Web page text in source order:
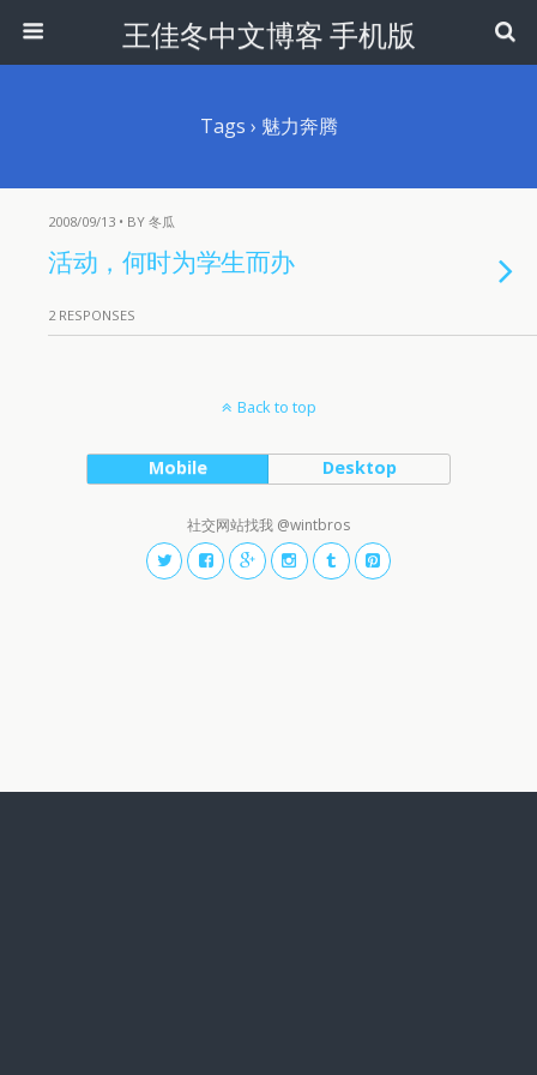
王佳冬中文博客 手机版
Tags › 魅力奔腾
2008/09/13 • BY 冬瓜
活动，何时为学生而办
2 RESPONSES
Back to top
Mobile Desktop
社交网站找我 @wintbros